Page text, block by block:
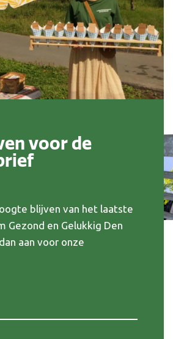
voor de
blijven van het laatste
Gezond en Gelukkig Den
aan voor onze